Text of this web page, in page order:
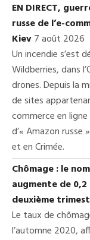
EN DIRECT,
russe de l’e-
Kiev7 août 2026
Un incendie s’est
Wildberries, dans
drones. Depuis la
de sites
commerce en
d’« Amazon russe
et en Crimée.
Chômage : le
augmente de
deuxième
Le taux de
l’automne 2020,